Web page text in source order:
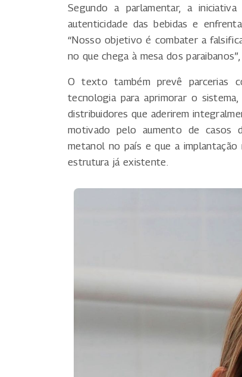
Segundo a parlamentar, a
autenticidade das bebidas e
“Nosso objetivo é combater a
no que chega à mesa dos
O texto também prevê parcerias
tecnologia para aprimorar o
distribuidores que aderirem
motivado pelo aumento de casos
metanol no país e que a
estrutura já existente.